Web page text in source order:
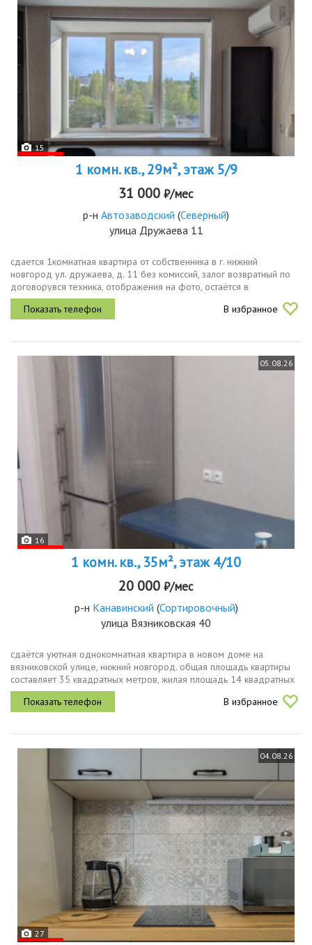
15
1 комн. кв., 29м², этаж 5/9
31 000 ₽/мес
р-н Автозаводский (Северный)
улица Дружаева 11
сдается 1комнатная квартира от собственника в г. нижний
новгород ул. дружаева, д. 11 без комиссий, залог возвратный по
договорувся техника, отображения на фото, остаётся в
квартире.подключен wifi, установлен кондиционер, диван
раскладывается....
В избранное
05.08.26
16
1 комн. кв., 35м², этаж 4/10
20 000 ₽/мес
р-н Канавинский (Сортировочный)
улица Вязниковская 40
сдаётся уютная однокомнатная квартира в новом доме на
вязниковской улице, нижний новгород. общая площадь квартиры
составляет 35 квадратных метров, жилая площадь 14 квадратных
метров, кухня 10 квадратных метров. квартира находится на 4
этаже...
В избранное
04.08.26
27